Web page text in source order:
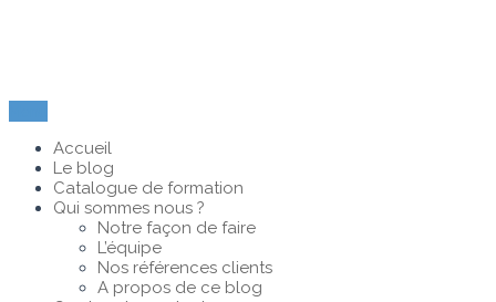
Accueil
Le blog
Catalogue de formation
Qui sommes nous ?
Notre façon de faire
L’équipe
Nos références clients
A propos de ce blog